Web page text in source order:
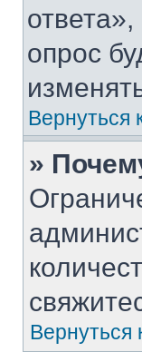
опрос
Вернуться
»
Вернуться